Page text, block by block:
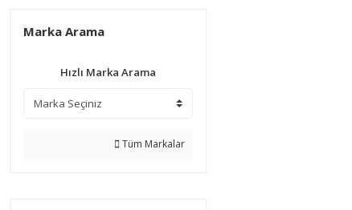
Marka Arama
Hızlı Marka Arama
Tüm Markalar